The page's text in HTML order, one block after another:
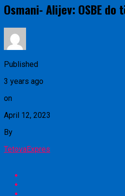
Osmani- Alijev: OSBE
Published
3 years ago
on
April 12, 2023
By
TetovaExpres